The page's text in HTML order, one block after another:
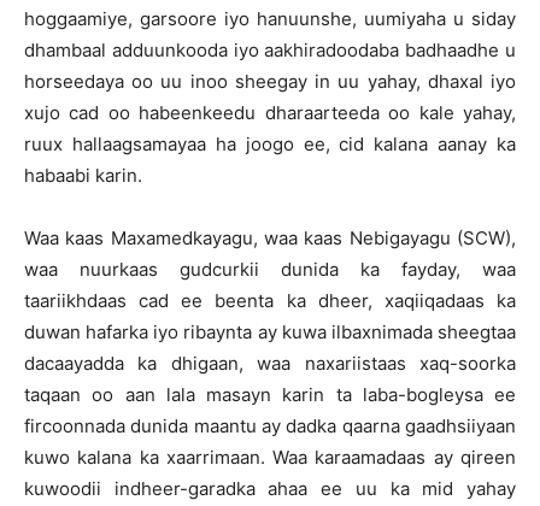
hoggaamiye, garsoore iyo hanuunshe, uumiyaha u siday
dhambaal adduunkooda iyo aakhiradoodaba badhaadhe u
horseedaya oo uu inoo sheegay in uu yahay, dhaxal iyo
xujo cad oo habeenkeedu dharaarteeda oo kale yahay,
ruux hallaagsamayaa ha joogo ee, cid kalana aanay ka
habaabi karin.
Waa kaas Maxamedkayagu, waa kaas Nebigayagu (SCW),
waa nuurkaas gudcurkii dunida ka fayday, waa
taariikhdaas cad ee beenta ka dheer, xaqiiqadaas ka
duwan hafarka iyo ribaynta ay kuwa ilbaxnimada sheegtaa
dacaayadda ka dhigaan, waa naxariistaas xaq-soorka
taqaan oo aan lala masayn karin ta laba-bogleysa ee
fircoonnada dunida maantu ay dadka qaarna gaadhsiiyaan
kuwo kalana ka xaarrimaan. Waa karaamadaas ay qireen
kuwoodii indheer-garadka ahaa ee uu ka mid yahay